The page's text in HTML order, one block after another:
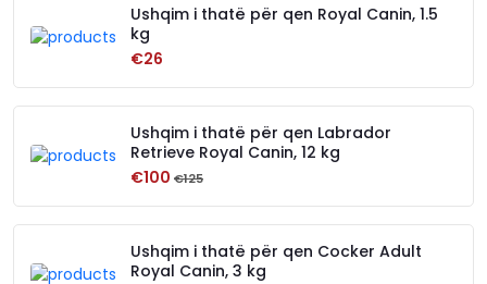
Ushqim i thatë për qen Royal Canin, 1.5
kg
€26
Ushqim i thatë për qen Labrador
Retrieve Royal Canin, 12 kg
€100 €125
Ushqim i thatë për qen Cocker Adult
Royal Canin, 3 kg